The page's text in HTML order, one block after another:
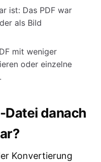
ist: Das PDF war
als Bild
mit weniger
oder einzelne
danach
Konvertierung